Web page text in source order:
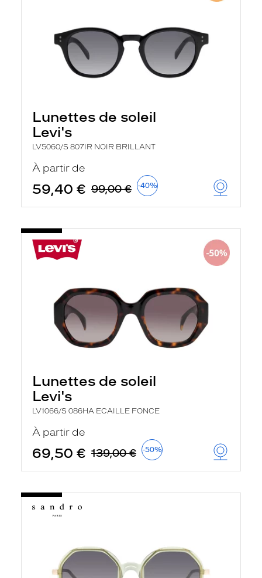
Lunettes de soleil
Levi's
LV5060/S 807IR NOIR BRILLANT
À partir de
59,40 € 99,00 € -40%
Lunettes de soleil
Levi's
LV1066/S 086HA ECAILLE FONCE
À partir de
69,50 € 139,00 € -50%